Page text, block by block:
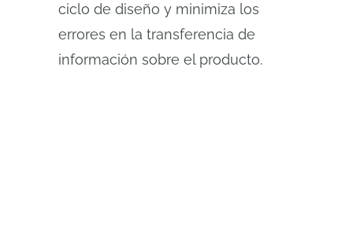
ciclo de diseño y minimiza los
errores en la transferencia de
información sobre el producto.